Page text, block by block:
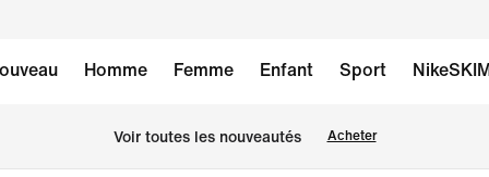
Homme Femme Enfant Sport
Voir toutes les nouveautés Acheter